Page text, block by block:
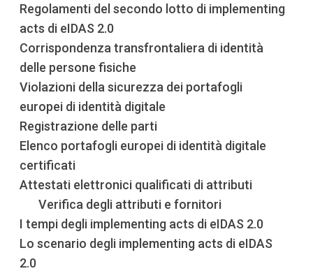
Regolamenti del secondo lotto di implementing
acts di eIDAS 2.0
Corrispondenza transfrontaliera di identità
delle persone fisiche
Violazioni della sicurezza dei portafogli
europei di identità digitale
Registrazione delle parti
Elenco portafogli europei di identità digitale
certificati
Attestati elettronici qualificati di attributi
Verifica degli attributi e fornitori
I tempi degli implementing acts di eIDAS 2.0
Lo scenario degli implementing acts di eIDAS
2.0